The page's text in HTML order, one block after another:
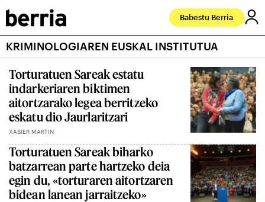
Babestu Berria
KRIMINOLOGIAREN EUSKAL INSTITUTUA
Torturatuen Sareak estatu
indarkeriaren biktimen
aitortzarako legea berritzeko
eskatu dio Jaurlaritzari
XABIER MARTIN
Torturatuen Sareak biharko
batzarrean parte hartzeko deia
egin du, «torturaren aitortzaren
bidean lanean jarraitzeko»